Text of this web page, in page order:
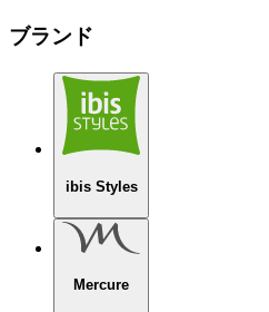
ブランド
ibis Styles
Mercure